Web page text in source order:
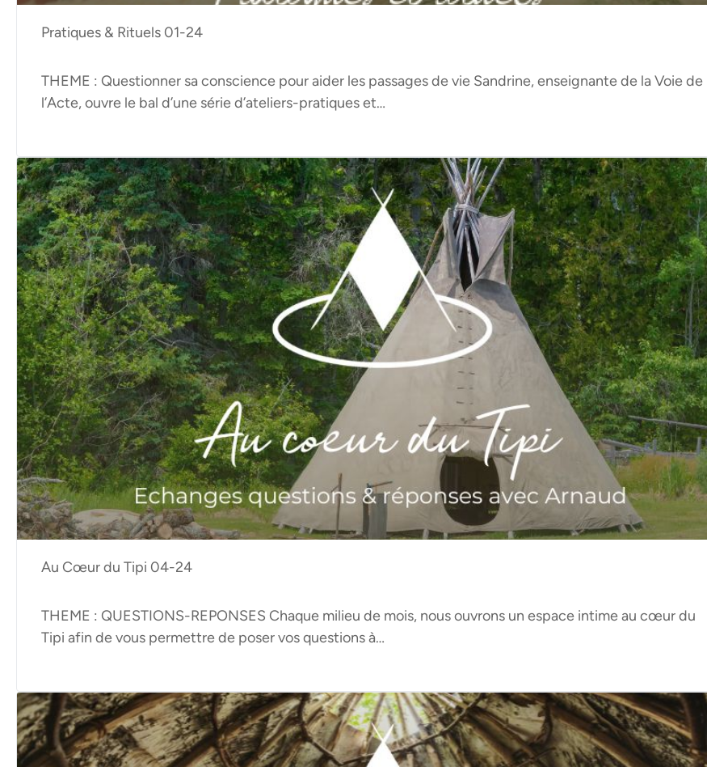
Pratiques & Rituels 01-24
THEME : Questionner sa conscience pour aider les passages de vie Sandrine, enseignante de la Voie de
l’Acte, ouvre le bal d’une série d’ateliers-pratiques et…
Au Cœur du Tipi 04-24
THEME : QUESTIONS-REPONSES Chaque milieu de mois, nous ouvrons un espace intime au cœur du
Tipi afin de vous permettre de poser vos questions à…